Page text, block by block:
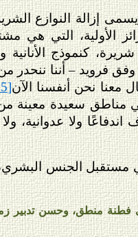
إزالة النوازع
الأولية، التي هي
كنموذج
فرويد – أننا ننحدر
معنا نحن أنفسنا الآن[25]
مناطق سعيدة معينة
ولا عدوانية،
الجنس البشري،
فطنة منطق، وحسن تدبير